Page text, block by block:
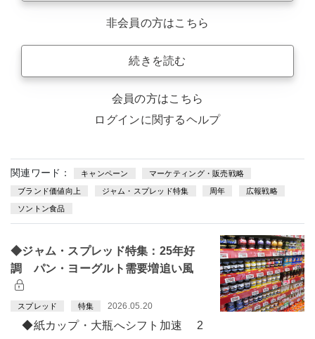
非会員の方はこちら
続きを読む
会員の方はこちら
ログインに関するヘルプ
関連ワード： キャンペーン マーケティング・販売戦略
ブランド価値向上 ジャム・スプレッド特集 周年 広報戦略
ソントン食品
◆ジャム・スプレッド特集：25年好
調 パン・ヨーグルト需要増追い風
スプレッド 特集 2026.05.20
◆紙カップ・大瓶へシフト加速 2